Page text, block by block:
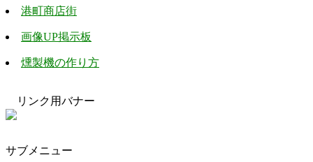
港町商店街
画像UP掲示板
燻製機の作り方
リンク用バナー
サブメニュー